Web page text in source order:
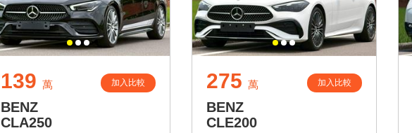
139 萬 加入比較
BENZ
CLA250
275 萬 加入比較
BENZ
CLE200